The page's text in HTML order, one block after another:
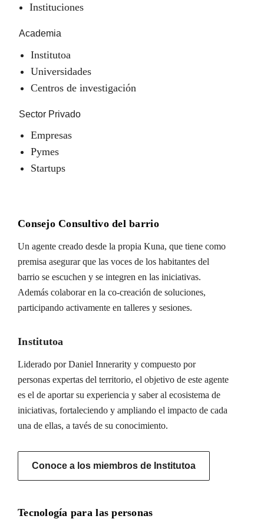
Instituciones
Academia
Institutoa
Universidades
Centros de investigación
Sector Privado
Empresas
Pymes
Startups
Consejo Consultivo del barrio
Un agente creado desde la propia Kuna, que tiene como
premisa asegurar que las voces de los habitantes del
barrio se escuchen y se integren en las iniciativas.
Además colaborar en la co-creación de soluciones,
participando activamente en talleres y sesiones.
Institutoa
Liderado por Daniel Innerarity y compuesto por
personas expertas del territorio, el objetivo de este agente
es el de aportar su experiencia y saber al ecosistema de
iniciativas, fortaleciendo y ampliando el impacto de cada
una de ellas, a tavés de su conocimiento.
Conoce a los miembros de Institutoa
Tecnología para las personas